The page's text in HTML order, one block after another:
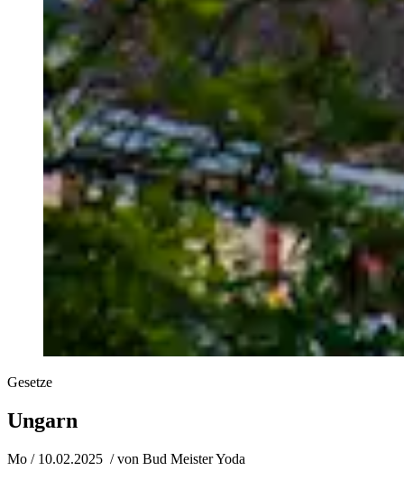
Gesetze
Ungarn
Mo / 10.02.2025 / von Bud Meister Yoda